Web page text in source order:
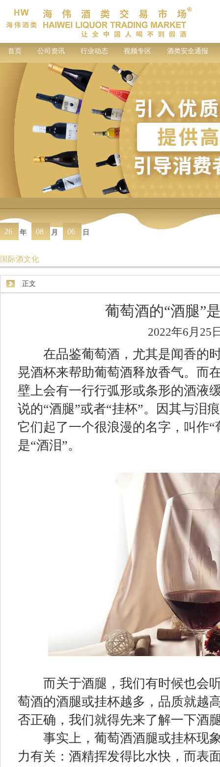
首页 公司资讯 行业动态 视频专区 酒类安全通报
26 年 08 月 06 日
国际酒文化
正文
葡萄酒的“酒腿”
2022年6月25
在品鉴葡萄酒，尤其是闻香的
晃酒杯来帮助葡萄酒释放香气。而
壁上会有一行行弧形或条形的酒液
说的“酒腿”或者“挂杯”。因其与泪
它们起了一个很浪漫的名字，叫作
是“酒泪”。
而关于酒腿，我们有时候也会听
萄酒的酒腿或挂杯越多，品质就越
否正确，我们就得先来了解一下酒
事实上，葡萄酒酒腿或挂杯现
力有关：酒精挥发得比水快，而表